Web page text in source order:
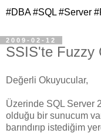
#DBA #SQL #Server
2009-02-12
SSIS'te Fuzzy
Değerli Okuyucular,
Üzerinde SQL Server
olduğu bir sunucum
barındırıp istediğim